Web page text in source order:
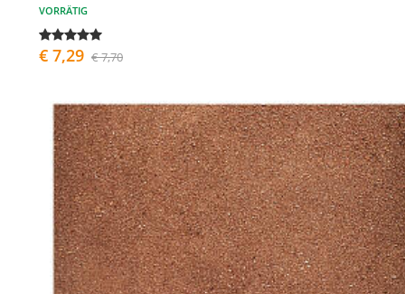
VORRÄTIG
€ 7,29 € 7,70